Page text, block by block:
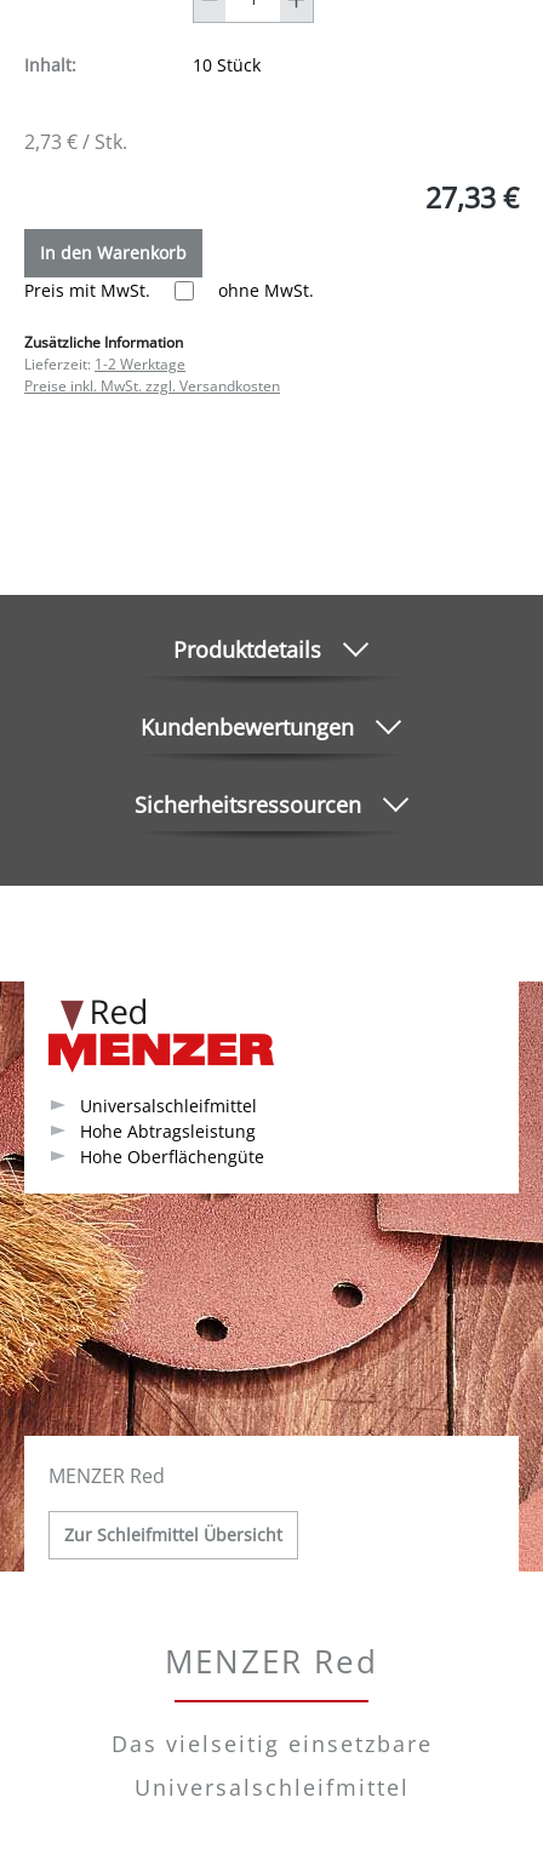
Inhalt: 10 Stück
2,73 € / Stk.
27,33 €
In den Warenkorb
Preis mit MwSt.
ohne MwSt.
Zusätzliche Information
Lieferzeit: 1-2 Werktage
Preise inkl. MwSt. zzgl. Versandkosten
Produktdetails
Kundenbewertungen
Sicherheitsressourcen
Universalschleifmittel
Hohe Abtragsleistung
Hohe Oberflächengüte
MENZER Red
Zur Schleifmittel Übersicht
MENZER Red
Das vielseitig einsetzbare
Universalschleifmittel